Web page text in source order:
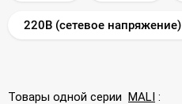
220В (сетевое напряжение)
Товары одной серии MALI :